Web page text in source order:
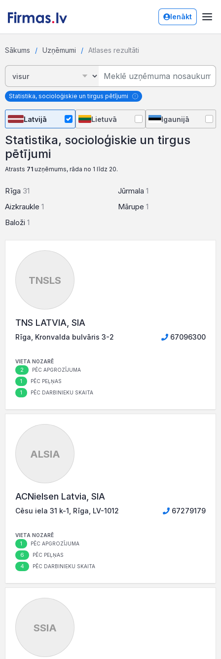
Ienākt
Sākums Uzņēmumi Atlases rezultāti
Statistika, socioloģiskie un tirgus pētījumi
Latvijā Lietuvā Igaunijā
Statistika, socioloģiskie un tirgus
pētījumi
Atrasts 71 uzņēmums, rāda no 1 līdz 20.
Rīga 31
Aizkraukle 1
Baloži 1
Jūrmala 1
Mārupe 1
TNSLS
TNS LATVIA, SIA
Rīga, Kronvalda bulvāris 3-2 67096300
VIETA NOZARĒ
2 PĒC APGROZĪJUMA
1 PĒC PEĻŅAS
1 PĒC DARBINIEKU SKAITA
ALSIA
ACNielsen Latvia, SIA
Cēsu iela 31 k-1, Rīga, LV-1012 67279179
VIETA NOZARĒ
1 PĒC APGROZĪJUMA
6 PĒC PEĻŅAS
4 PĒC DARBINIEKU SKAITA
SSIA